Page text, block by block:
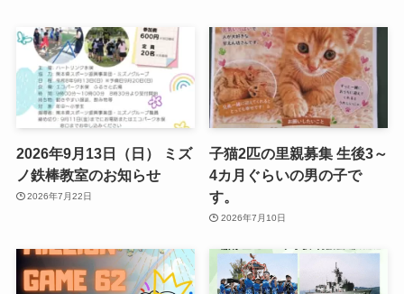
2026年9月13日（日） ミズ
ノ鉄棒教室のお知らせ
2026年7月22日
子猫2匹の里親募集 生後3～
4カ月ぐらいの男の子で
す。
2026年7月10日